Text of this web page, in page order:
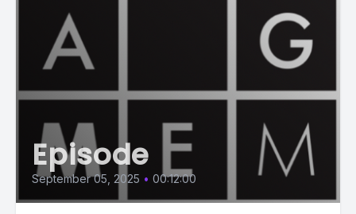
Episode
September 05, 2025 • 00:12:00